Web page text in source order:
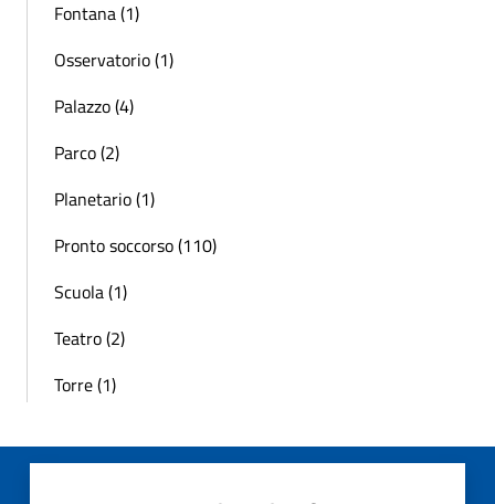
Fontana (1)
Osservatorio (1)
Palazzo (4)
Parco (2)
Planetario (1)
Pronto soccorso (110)
Scuola (1)
Teatro (2)
Torre (1)